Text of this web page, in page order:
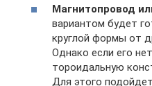
Магнитопровод
вариантом будет
круглой формы от
Однако если его
тороидальную
Для этого